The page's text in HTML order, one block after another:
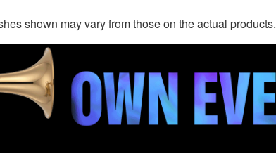
shown may vary from those on the actual products.